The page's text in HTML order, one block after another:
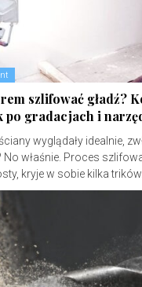
szlifować gładź?
po gradacjach i
wyglądały idealnie,
właśnie. Proces
kryje w sobie kilka trików.